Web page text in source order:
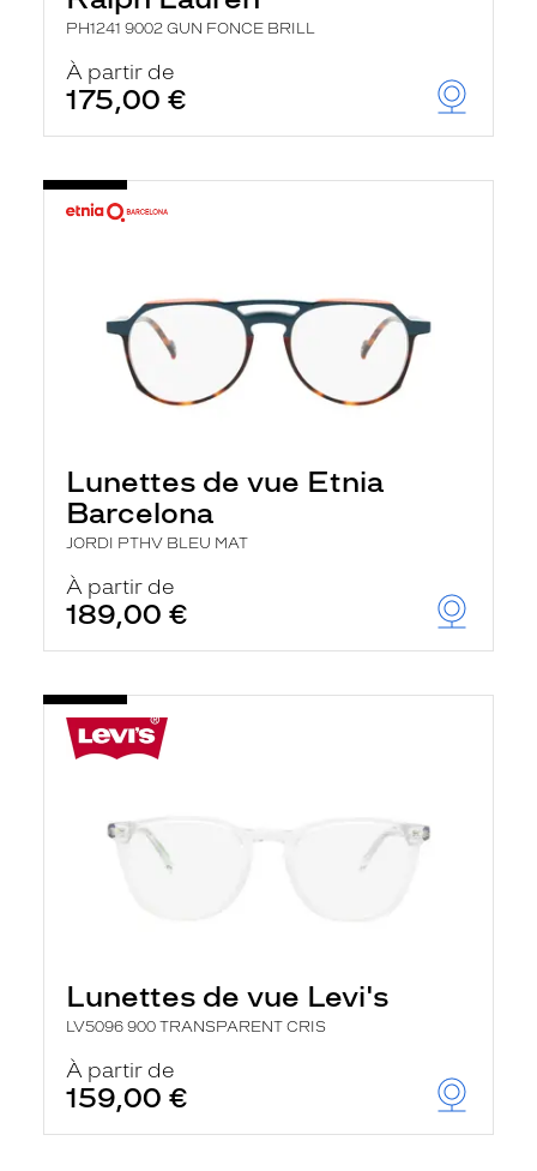
PH1241 9002 GUN FONCE BRILL
À partir de
175,00 €
Lunettes de vue Etnia
Barcelona
JORDI PTHV BLEU MAT
À partir de
189,00 €
Lunettes de vue Levi's
LV5096 900 TRANSPARENT CRIS
À partir de
159,00 €